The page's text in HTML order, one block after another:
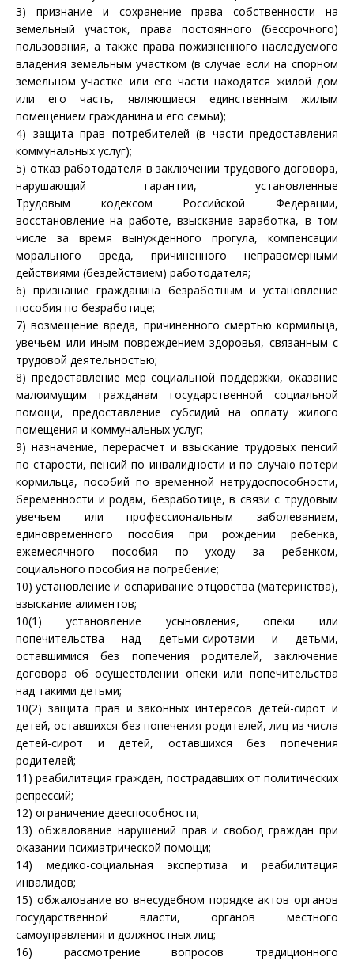
3) признание и сохранение права собственности на
земельный участок, права постоянного (бессрочного)
пользования, а также права пожизненного наследуемого
владения земельным участком (в случае если на спорном
земельном участке или его части находятся жилой дом
или его часть, являющиеся единственным жилым
помещением гражданина и его семьи);
4) защита прав потребителей (в части предоставления
коммунальных услуг);
5) отказ работодателя в заключении трудового договора,
нарушающий гарантии, установленные
Трудовым кодексом Российской Федерации,
восстановление на работе, взыскание заработка, в том
числе за время вынужденного прогула, компенсации
морального вреда, причиненного неправомерными
действиями (бездействием) работодателя;
6) признание гражданина безработным и установление
пособия по безработице;
7) возмещение вреда, причиненного смертью кормильца,
увечьем или иным повреждением здоровья, связанным с
трудовой деятельностью;
8) предоставление мер социальной поддержки, оказание
малоимущим гражданам государственной социальной
помощи, предоставление субсидий на оплату жилого
помещения и коммунальных услуг;
9) назначение, перерасчет и взыскание трудовых пенсий
по старости, пенсий по инвалидности и по случаю потери
кормильца, пособий по временной нетрудоспособности,
беременности и родам, безработице, в связи с трудовым
увечьем или профессиональным заболеванием,
единовременного пособия при рождении ребенка,
ежемесячного пособия по уходу за ребенком,
социального пособия на погребение;
10) установление и оспаривание отцовства (материнства),
взыскание алиментов;
10(1) установление усыновления, опеки или
попечительства над детьми-сиротами и детьми,
оставшимися без попечения родителей, заключение
договора об осуществлении опеки или попечительства
над такими детьми;
10(2) защита прав и законных интересов детей-сирот и
детей, оставшихся без попечения родителей, лиц из числа
детей-сирот и детей, оставшихся без попечения
родителей;
11) реабилитация граждан, пострадавших от политических
репрессий;
12) ограничение дееспособности;
13) обжалование нарушений прав и свобод граждан при
оказании психиатрической помощи;
14) медико-социальная экспертиза и реабилитация
инвалидов;
15) обжалование во внесудебном порядке актов органов
государственной власти, органов местного
самоуправления и должностных лиц;
16) рассмотрение вопросов традиционного